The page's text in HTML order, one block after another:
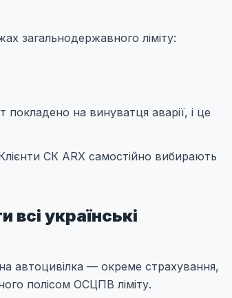
загальнодержавного ліміту:
на винуватця аварії, і це
СК ARX самостійно вибирають
українські
автоцивілка — окреме страхування,
полісом ОСЦПВ ліміту.